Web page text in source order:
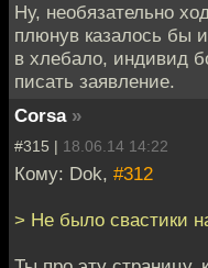
Ну, необязательно
плюнув казалось бы
в хлебало, индивид
писать заявление.
Corsa »
#315 | 18.06.14 14:22
Кому: Dok, #312
> Не было свастики